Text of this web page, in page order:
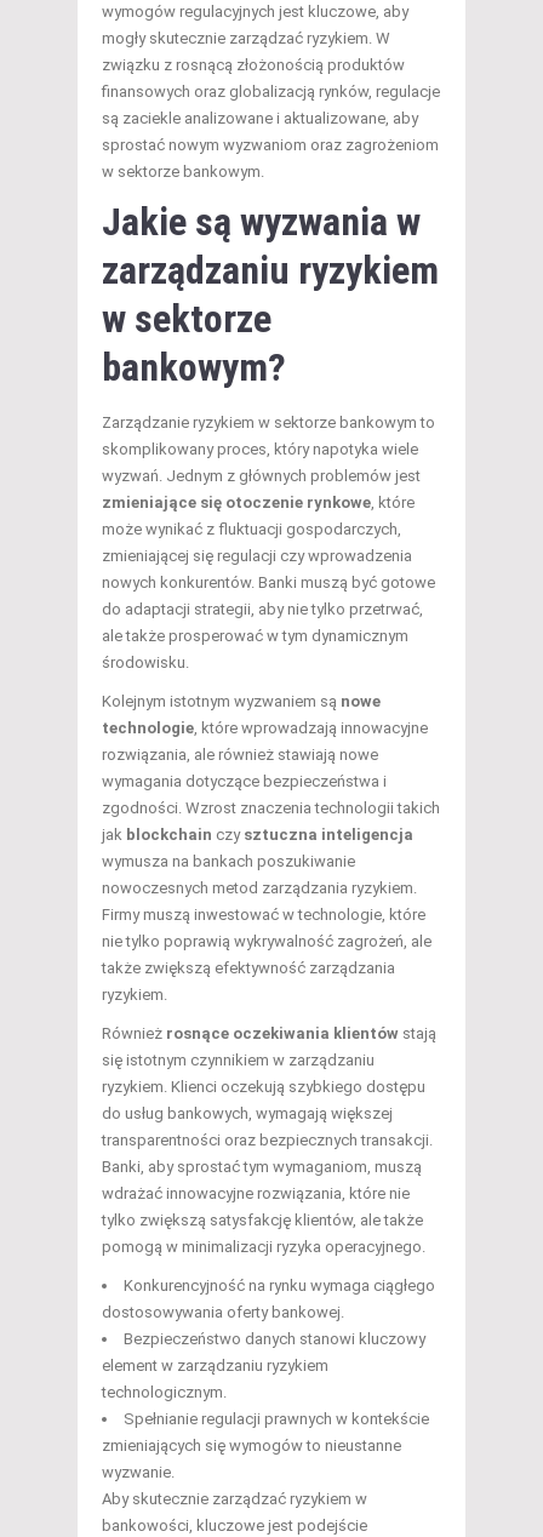
wymogów regulacyjnych jest kluczowe, aby
mogły skutecznie zarządzać ryzykiem. W
związku z rosnącą złożonością produktów
finansowych oraz globalizacją rynków, regulacje
są zaciekle analizowane i aktualizowane, aby
sprostać nowym wyzwaniom oraz zagrożeniom
w sektorze bankowym.
Jakie są wyzwania w
zarządzaniu ryzykiem
w sektorze
bankowym?
Zarządzanie ryzykiem w sektorze bankowym to
skomplikowany proces, który napotyka wiele
wyzwań. Jednym z głównych problemów jest
zmieniające się otoczenie rynkowe , które
może wynikać z fluktuacji gospodarczych,
zmieniającej się regulacji czy wprowadzenia
nowych konkurentów. Banki muszą być gotowe
do adaptacji strategii, aby nie tylko przetrwać,
ale także prosperować w tym dynamicznym
środowisku.
Kolejnym istotnym wyzwaniem są nowe
technologie , które wprowadzają innowacyjne
rozwiązania, ale również stawiają nowe
wymagania dotyczące bezpieczeństwa i
zgodności. Wzrost znaczenia technologii takich
jak blockchain czy sztuczna inteligencja
wymusza na bankach poszukiwanie
nowoczesnych metod zarządzania ryzykiem.
Firmy muszą inwestować w technologie, które
nie tylko poprawią wykrywalność zagrożeń, ale
także zwiększą efektywność zarządzania
ryzykiem.
Również rosnące oczekiwania klientów stają
się istotnym czynnikiem w zarządzaniu
ryzykiem. Klienci oczekują szybkiego dostępu
do usług bankowych, wymagają większej
transparentności oraz bezpiecznych transakcji.
Banki, aby sprostać tym wymaganiom, muszą
wdrażać innowacyjne rozwiązania, które nie
tylko zwiększą satysfakcję klientów, ale także
pomogą w minimalizacji ryzyka operacyjnego.
Konkurencyjność na rynku wymaga ciągłego
dostosowywania oferty bankowej.
Bezpieczeństwo danych stanowi kluczowy
element w zarządzaniu ryzykiem
technologicznym.
Spełnianie regulacji prawnych w kontekście
zmieniających się wymogów to nieustanne
wyzwanie.
Aby skutecznie zarządzać ryzykiem w
bankowości, kluczowe jest podejście